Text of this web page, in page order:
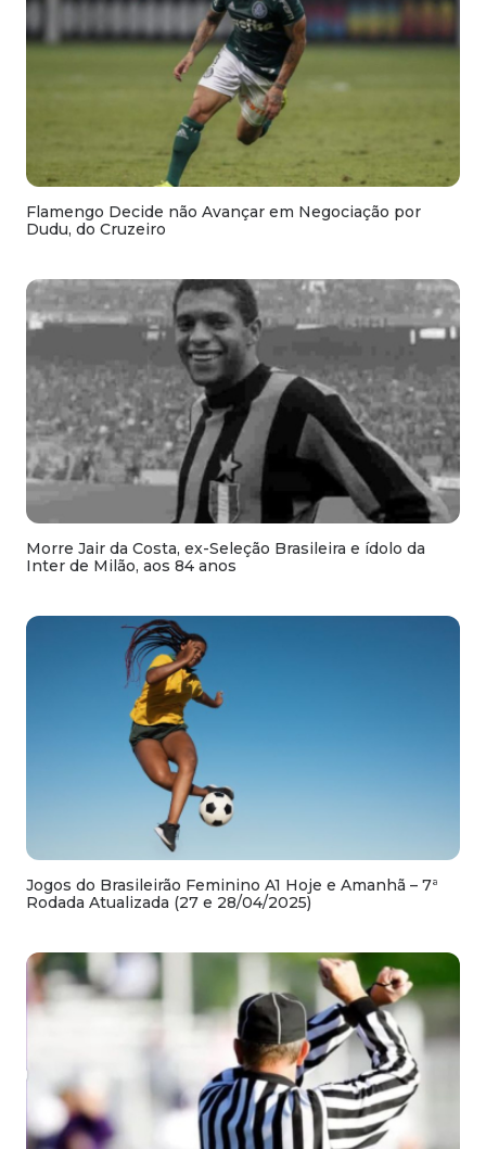
Flamengo Decide não Avançar em Negociação por
Dudu, do Cruzeiro
Morre Jair da Costa, ex-Seleção Brasileira e ídolo da
Inter de Milão, aos 84 anos
Jogos do Brasileirão Feminino A1 Hoje e Amanhã – 7ª
Rodada Atualizada (27 e 28/04/2025)